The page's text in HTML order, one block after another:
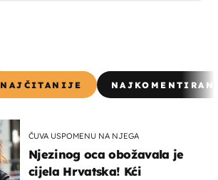
NAJČITANIJE
ČUVA USPOMENU NA NJEGA
Njezinog oca obožavala je
cijela Hrvatska! Kći